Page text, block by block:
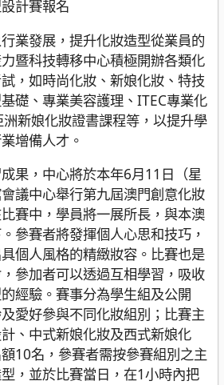
計賽報名
業發展，提升化妝造型從業員的
暨科技轉移中心積極開辦各類化
，如時尚化妝、新娘化妝、特技
礎、專業美容護理、ITEC專業化
新娘化妝證書課程等，以提升學
增備人才。
果，中心將於本年6月11日（星
議中心舉行第九屆澳門創意化妝
賽中，學員將一展所長，與本澳
參賽者將發揮個人心思和技巧，
個人風格的精緻妝容。比賽也是
參加者可以透過互相學習，吸收
經驗。賽事分為學生組及公開
愛好參與不同化妝組別；比賽主
、中式新娘化妝及西式新娘化
10名，參賽者需按參賽組別之主
，並於比賽當日，在1小時內把